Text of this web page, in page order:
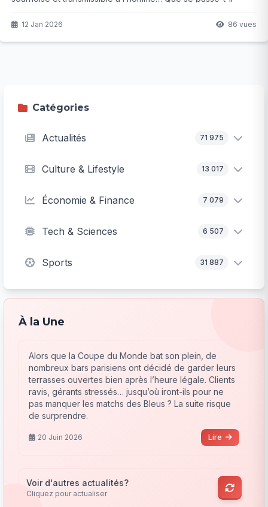
s’inquiètent-elles autant ? La suite pourrait vous surprendre.
12 Jan 2026 86 vues
Catégories
Actualités 71 975
Culture & Lifestyle 13 017
Économie & Finance 7 079
Tech & Sciences 6 507
Sports 31 887
À la Une
Alors que la Coupe du Monde bat son plein, de
nombreux bars parisiens ont décidé de garder leurs
terrasses ouvertes bien après l’heure légale. Clients
ravis, gérants stressés… jusqu’où iront-ils pour ne
pas manquer les matchs des Bleus ? La suite risque
de surprendre.
20 Juin 2026 Lire
Voir d'autres actualités?
Cliquez pour actualiser